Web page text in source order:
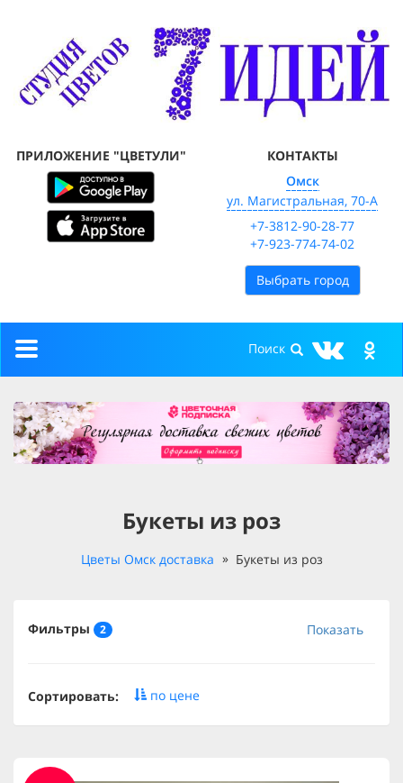
ПРИЛОЖЕНИЕ "ЦВЕТУЛИ"
КОНТАКТЫ
Омск
ул. Магистральная, 70-А
+7-3812-90-28-77
+7-923-774-74-02
Выбрать город
Toggle
Букеты из роз
Цветы Омск доставка Букеты из роз
Фильтры 2 Показать
Сортировать: по цене